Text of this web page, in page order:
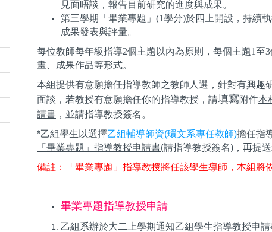
見面晤談，報告目前研究的進度與成果。
第三學期「畢業專題」(1學分)於四上開設，持續
成果發表與評量。
每位教師每年級指導2個主題以內為原則，每個主題1至
畫、成果作品等形式。
本組提供有意願擔任指導教師之教師人選，針對有興趣
面談，若教授有意願擔任你的指導教授，請填寫附件本
請書 ，並請指導教授簽名。
*乙組學生以選擇乙組輔導師資(環文系專任教師)擔任指
「畢業專題」指導教授申請書(請指導教授簽名)， 再提
備註：「畢業專題」指導教授將任該學生導師，本組將
畢業專題指導教授申請
乙組系辦於大二上學期通知乙組學生指導教授申請